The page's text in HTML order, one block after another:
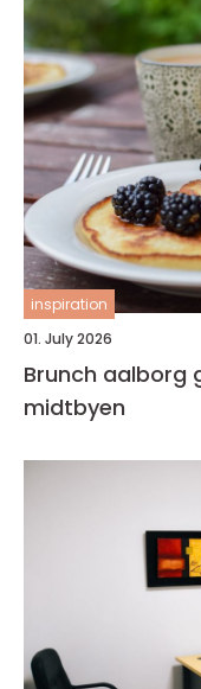
inspiration
01. July 2026
Brunch aalborg guide til gode oplevelser i
midtbyen